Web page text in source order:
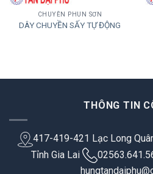
CHUYỀN PHUN SƠN
DÂY CHUYỀN SẤY TỰ ĐỘNG
THÔNG TIN
417-419-421 Lạc Long
Tỉnh Gia Lai